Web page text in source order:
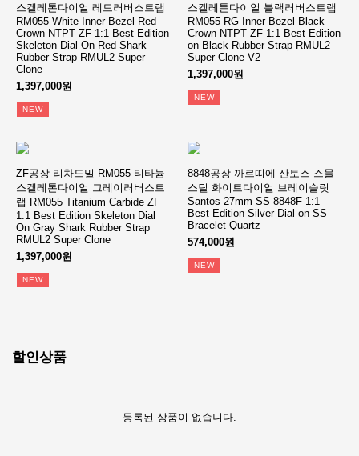
스켈레톤다이얼 레드러버스트랩
RM055 White Inner Bezel Red
Crown NTPT ZF 1:1 Best Edition
Skeleton Dial On Red Shark
Rubber Strap RMUL2 Super
Clone
1,397,000원
NEW
스켈레톤다이얼 블랙러버스트랩
RM055 RG Inner Bezel Black
Crown NTPT ZF 1:1 Best Edition
on Black Rubber Strap RMUL2
Super Clone V2
1,397,000원
NEW
ZF공장 리차드밀 RM055 티타늄
스켈레톤다이얼 그레이러버스트
랩 RM055 Titanium Carbide ZF
1:1 Best Edition Skeleton Dial
On Gray Shark Rubber Strap
RMUL2 Super Clone
1,397,000원
NEW
8848공장 까르띠에 산토스 스몰
스틸 화이트다이얼 브레이슬릿
Santos 27mm SS 8848F 1:1
Best Edition Silver Dial on SS
Bracelet Quartz
574,000원
NEW
할인상품
등록된 상품이 없습니다.